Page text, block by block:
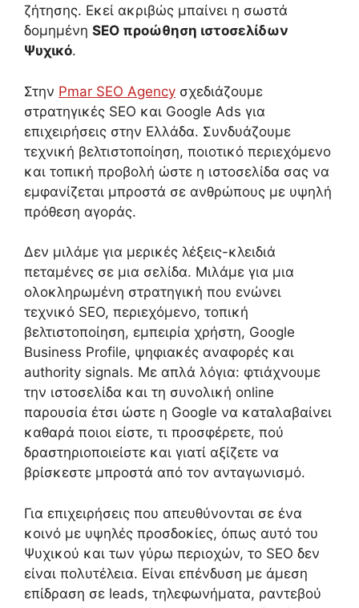
ζήτησης. Εκεί ακριβώς μπαίνει η σωστά
δομημένη SEO προώθηση ιστοσελίδων
Ψυχικό.
Στην Pmar SEO Agency σχεδιάζουμε
στρατηγικές SEO και Google Ads για
επιχειρήσεις στην Ελλάδα. Συνδυάζουμε
τεχνική βελτιστοποίηση, ποιοτικό περιεχόμενο
και τοπική προβολή ώστε η ιστοσελίδα σας να
εμφανίζεται μπροστά σε ανθρώπους με υψηλή
πρόθεση αγοράς.
Δεν μιλάμε για μερικές λέξεις-κλειδιά
πεταμένες σε μια σελίδα. Μιλάμε για μια
ολοκληρωμένη στρατηγική που ενώνει
τεχνικό SEO, περιεχόμενο, τοπική
βελτιστοποίηση, εμπειρία χρήστη, Google
Business Profile, ψηφιακές αναφορές και
authority signals. Με απλά λόγια: φτιάχνουμε
την ιστοσελίδα και τη συνολική online
παρουσία έτσι ώστε η Google να καταλαβαίνει
καθαρά ποιοι είστε, τι προσφέρετε, πού
δραστηριοποιείστε και γιατί αξίζετε να
βρίσκεστε μπροστά από τον ανταγωνισμό.
Για επιχειρήσεις που απευθύνονται σε ένα
κοινό με υψηλές προσδοκίες, όπως αυτό του
Ψυχικού και των γύρω περιοχών, το SEO δεν
είναι πολυτέλεια. Είναι επένδυση με άμεση
επίδραση σε leads, τηλεφωνήματα, ραντεβού